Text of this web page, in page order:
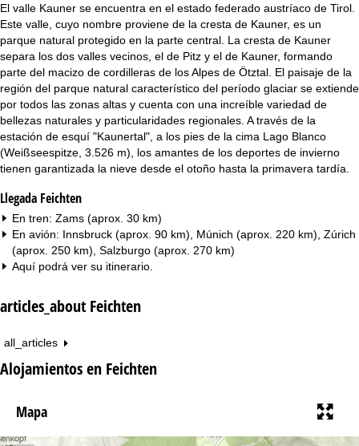
i
p
a
l
El valle Kauner se encuentra en el estado federado austríaco de Tirol.
Este valle, cuyo nombre proviene de la cresta de Kauner, es un
parque natural protegido en la parte central. La cresta de Kauner
separa los dos valles vecinos, el de Pitz y el de Kauner, formando
parte del macizo de cordilleras de los Alpes de Ötztal. El paisaje de la
región del parque natural característico del período glaciar se extiende
por todos las zonas altas y cuenta con una increíble variedad de
bellezas naturales y particularidades regionales. A través de la
estación de esquí "Kaunertal", a los pies de la cima Lago Blanco
(Weißseespitze, 3.526 m), los amantes de los deportes de invierno
tienen garantizada la nieve desde el otoño hasta la primavera tardía.
Llegada Feichten
En tren: Zams (aprox. 30 km)
En avión: Innsbruck (aprox. 90 km), Múnich (aprox. 220 km), Zúrich
(aprox. 250 km), Salzburgo (aprox. 270 km)
Aquí podrá ver su itinerario
articles_about Feichten
all_articles
Alojamientos en Feichten
Mapa